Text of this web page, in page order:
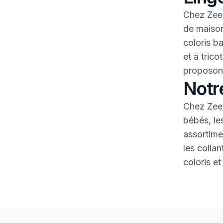
Chez
de
coloris
et à
Chez
bébés,
les
coloris et